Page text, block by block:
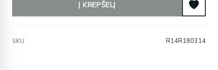
Į KREPŠELĮ
SKU R14R180314